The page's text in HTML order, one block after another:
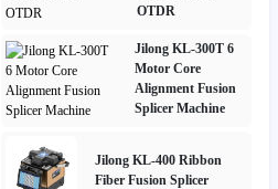
OTDR
Jilong KL-300T 6
Motor Core
Alignment Fusion
Splicer Machine
Jilong KL-400 Ribbon
Fiber Fusion Splicer